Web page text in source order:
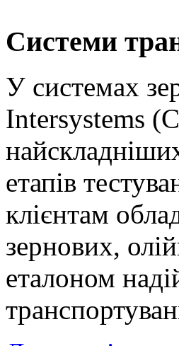
Системи
У системах
Intersystems
етапів
клієнтам
зернових,
еталоном